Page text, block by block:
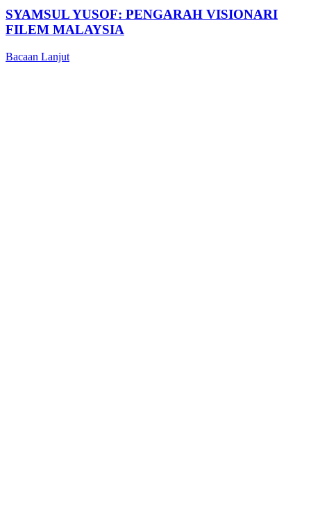
SYAMSUL YUSOF: PENGARAH VISIONARI
FILEM MALAYSIA
Bacaan Lanjut